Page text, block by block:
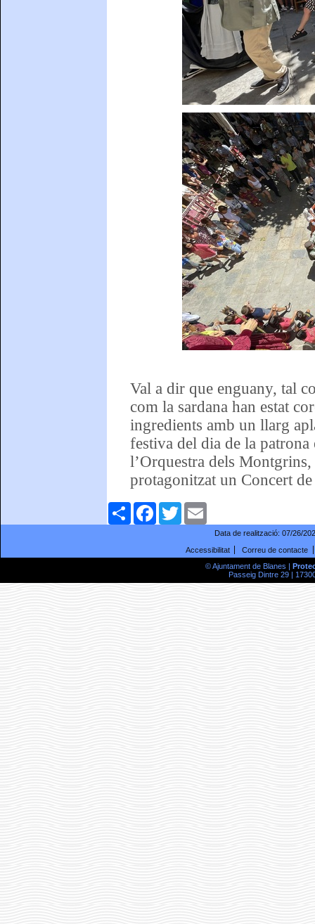
Val a dir que enguany, tal
com la sardana han estat
ingredients amb un llarg
festiva del dia de la
l’Orquestra dels Montgrins,
protagonitzat un Concert
ComparteixFacebookTwitter
Data de realització: 07/26/
Accessibilitat
Correu de contacte
© Ajuntament de Blanes |
Passeig Dintre 29 |